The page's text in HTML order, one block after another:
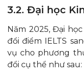
3.2. Đại học
Năm 2025, Đại
đổi điểm IELTS
vụ cho phương
đổi cụ thể như sau: